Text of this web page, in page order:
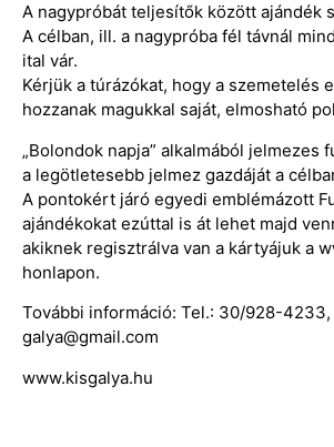
A nagypróbát teljesítők között ajándék
A célban, ill. a nagypróba fél távnál
ital vár.
Kérjük a túrázókat, hogy a szemetelés
hozzanak magukkal saját, elmosható
„Bolondok napja” alkalmából jelmezes
a legötletesebb jelmez gazdáját a
A pontokért járó egyedi emblémázott
ajándékokat ezúttal is át lehet majd
akiknek regisztrálva van a kártyájuk a
honlapon.
További információ: Tel.: 30/928-
galya@gmail.com
www.kisgalya.hu